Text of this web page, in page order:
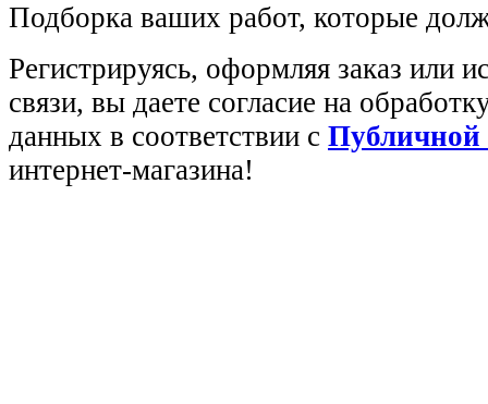
Подборка ваших работ, которые
Регистрируясь, оформляя заказ или
связи, вы даете согласие на
данных в соответствии с Публичной
интернет-магазина!